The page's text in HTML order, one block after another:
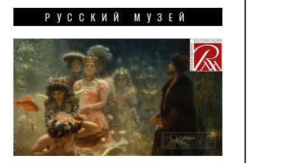
РУССКИЙ МУЗЕЙ